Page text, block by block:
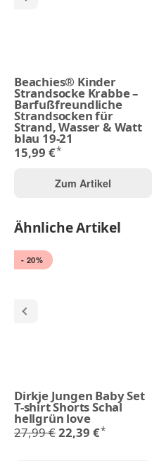
Beachies® Kinder
Strandsocke Krabbe –
Barfußfreundliche
Strandsocken für
Strand, Wasser & Watt
blau 19-21
15,99 €*
Zum Artikel
Ähnliche Artikel
- 20%
Dirkje Jungen Baby Set
T-shirt Shorts Schal
hellgrün love
27,99 €22,39 €*